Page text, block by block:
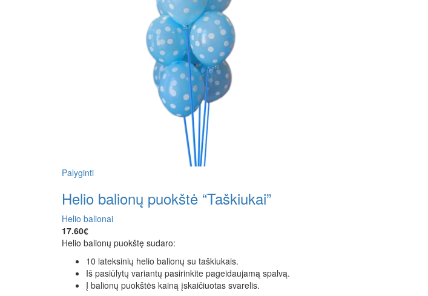
Palyginti
Helio balionų puokštė “Taškiukai”
Helio balionai
17.60€
Helio balionų puokštę sudaro:
10 lateksinių helio balionų su taškiukais.
Iš pasiūlytų variantų pasirinkite pageidaujamą spalvą.
Į balionų puokštės kainą įskaičiuotas svarelis.